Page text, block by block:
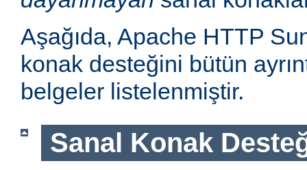
Aşağıda, Apache HTTP
konak desteğini bütün
belgeler listelenmiştir.
Sanal Konak